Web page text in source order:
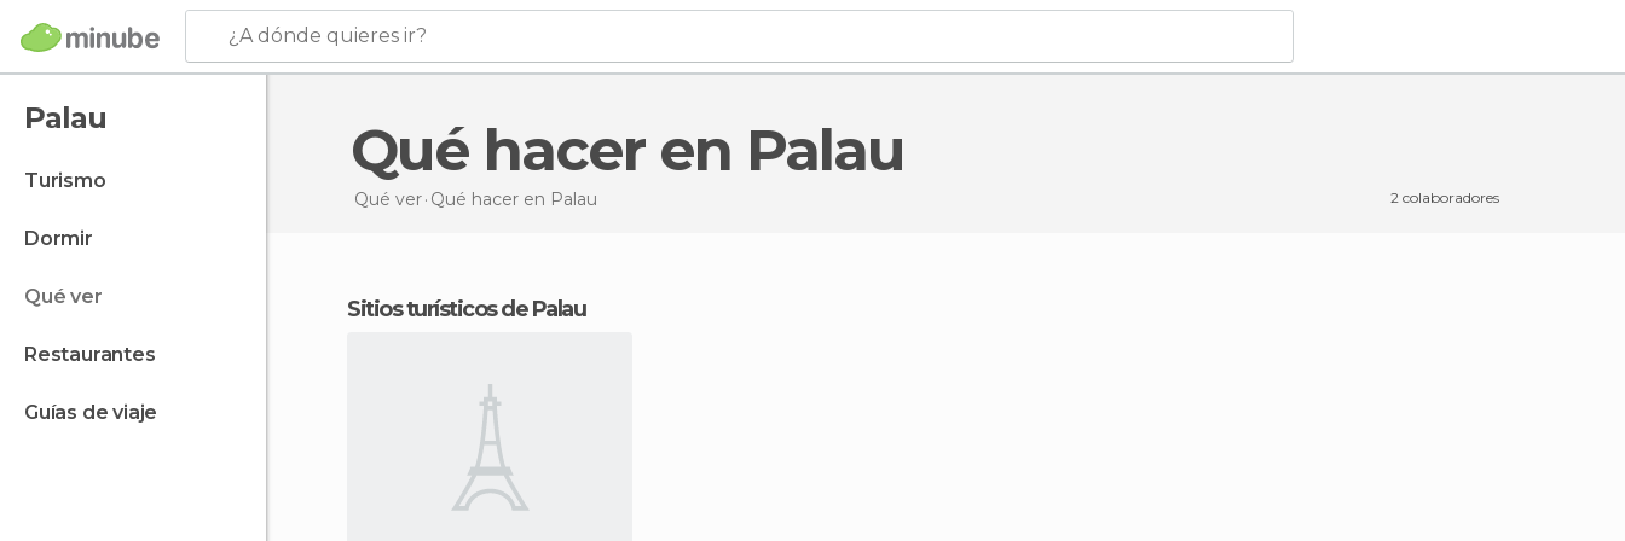
¿A dónde quieres ir?
Palau
turismo
dormir
qué ver
restaurantes
guías de viaje
Qué hacer en Palau
Qué ver Qué hacer en Palau 2 colaboradores
Sitios turísticos de Palau